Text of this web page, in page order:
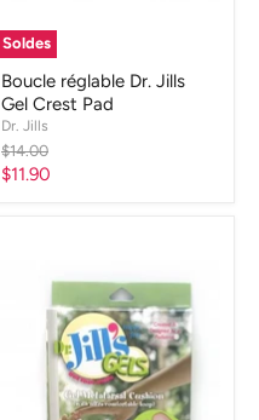
Soldes
Boucle réglable Dr. Jills
Gel Crest Pad
Dr. Jills
Prix
d'origine
$14.00
Prix
$11.90